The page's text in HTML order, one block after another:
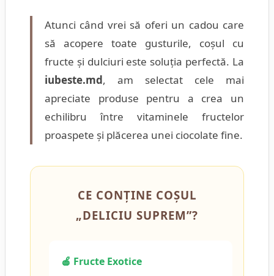
Atunci când vrei să oferi un cadou care
să acopere toate gusturile, coșul cu
fructe și dulciuri este soluția perfectă. La
iubeste.md, am selectat cele mai
apreciate produse pentru a crea un
echilibru între vitaminele fructelor
proaspete și plăcerea unei ciocolate fine.
CE CONȚINE COȘUL
„DELICIU SUPREM”?
🍎 Fructe Exotice